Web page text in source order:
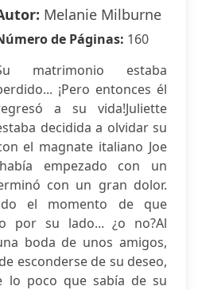
Melanie Milburne
de Páginas: 160
matrimonio estaba
¡Pero entonces él
a su vida!Juliette
decidida a olvidar su
el magnate italiano Joe
empezado con un
con un gran dolor.
el momento de que
por su lado... ¿o no?Al
boda de unos amigos,
esconderse de su deseo,
lo poco que sabía de su